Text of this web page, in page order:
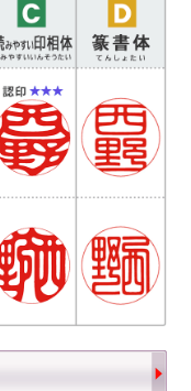
くれるやも知れません。